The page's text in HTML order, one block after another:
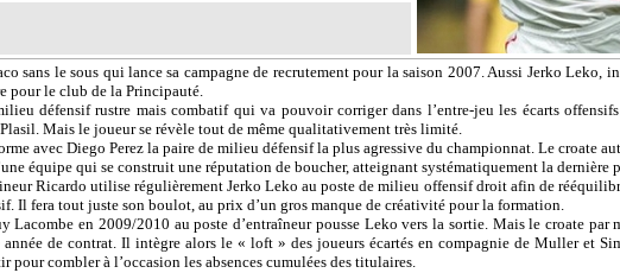
sans le sous qui lance sa campagne de recrutement pour la saison 2007. Aussi Jerko Leko,
pour le club de la Principauté.
défensif rustre mais combatif qui va pouvoir corriger dans l’entre-jeules écarts
Plasil. Mais le joueur se révèle tout de même qualitativement très limité.
avec Diego Perez la paire de milieu défensif la plus agressive du championnat. Le croate
équipe qui se construit une réputation de boucher, atteignant systématiquement la dernière
Ricardo utilise régulièrement Jerko Leko au poste de milieu offensif droit afin de
Il fera tout juste son boulot, au prix d’un gros manque de créativité pour la formation.
Lacombe en 2009/2010 au poste d’entraîneur pousse Leko vers la sortie. Mais le croate par
année de contrat. Il intègre alors le « loft » des joueurs écartés en compagnie de Muller et
pour combler à l’occasion les absences cumulées des titulaires.